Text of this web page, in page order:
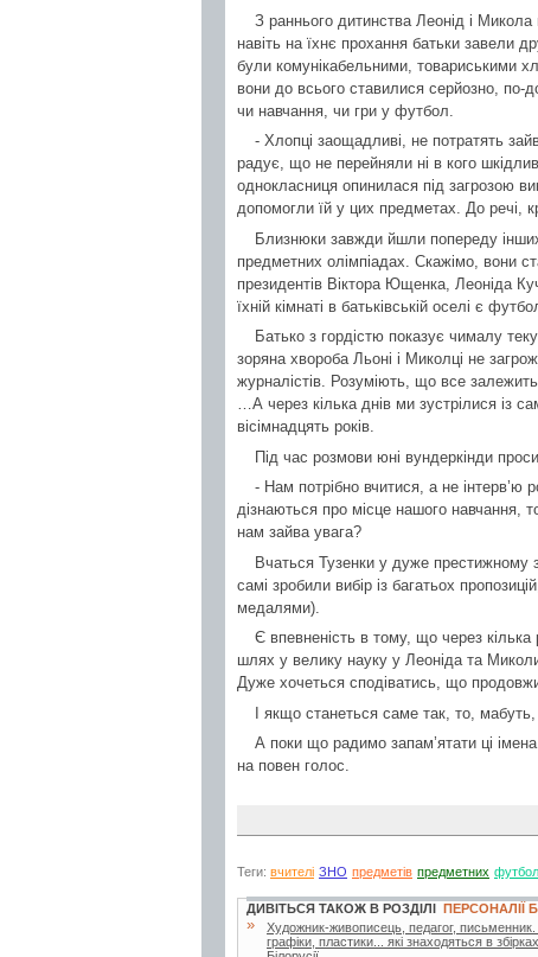
З раннього дитинства Леонід і Микола
навіть на їхнє прохання батьки завели
були комунікабельними, товариськими
вони до всього ставилися серйозно, по-
чи навчання, чи гри у футбол.
- Хлопці заощадливі, не потратять
радує, що не перейняли ні в кого
однокласниця опинилася під загрозою
допомогли їй у цих предметах. До речі,
Близнюки завжди йшли попереду
предметних олімпіадах. Скажімо, вони
президентів Віктора Ющенка, Леоніда
їхній кімнаті в батьківській оселі є
Батько з гордістю показує чималу
зоряна хвороба Льоні і Миколці не
журналістів. Розуміють, що все
…А через кілька днів ми зустрілися із
вісімнадцять років.
Під час розмови юні вундеркінди
- Нам потрібно вчитися, а не інтерв’ю
дізнаються про місце нашого навчання,
нам зайва увага?
Вчаться Тузенки у дуже престижному
самі зробили вибір із багатьох
медалями).
Є впевненість в тому, що через
шлях у велику науку у Леоніда та Миколи
Дуже хочеться сподіватись, що
І якщо станеться саме так, то,
А поки що радимо запам’ятати ці
на повен голос.
Теги: вчителі ЗНО предметів предметних футбол
ДИВІТЬСЯ ТАКОЖ В РОЗДІЛІ ПЕРСОНАЛІЇ
»
Художник-живописець, педагог, письменник.
графіки, пластики... які знаходяться в